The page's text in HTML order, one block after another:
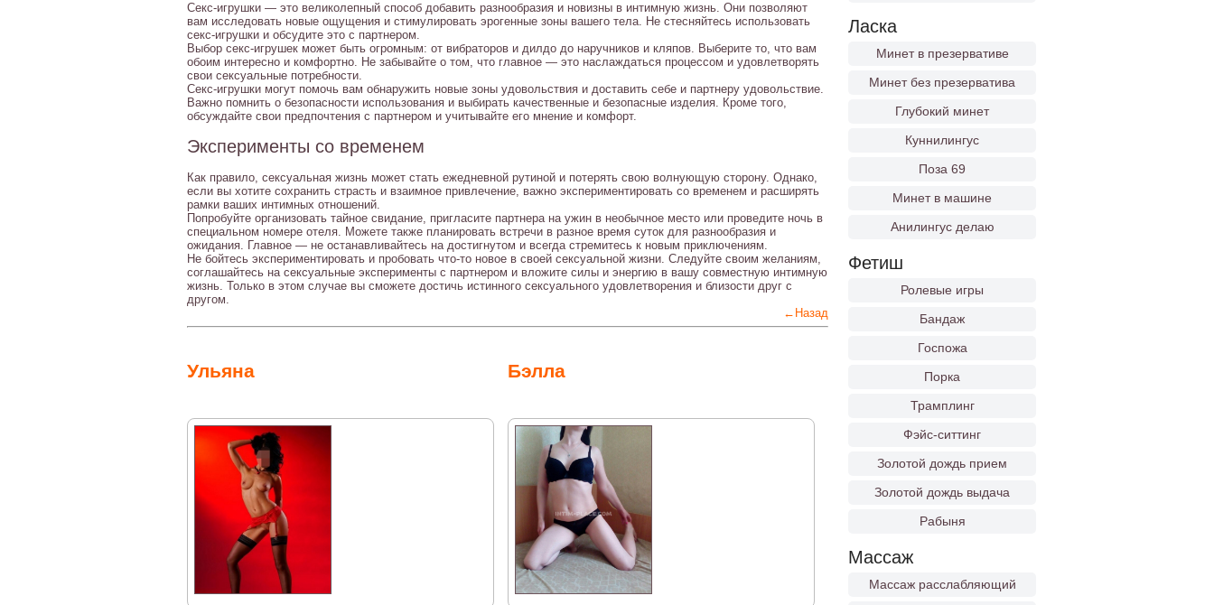
Ласка
Минет в презервативе
Минет без презерватива
Глубокий минет
Куннилингус
Поза 69
Минет в машине
Анилингус делаю
Фетиш
Ролевые игры
Бандаж
Госпожа
Порка
Трамплинг
Фэйс-ситтинг
Золотой дождь прием
Золотой дождь выдача
Рабыня
Массаж
Массаж расслабляющий
Секс-игрушки — это великолепный способ добавить разнообразия и новизны в интимную жизнь. Они позволяют
вам исследовать новые ощущения и стимулировать эрогенные зоны вашего тела. Не стесняйтесь использовать
секс-игрушки и обсудите это с партнером.
Выбор секс-игрушек может быть огромным: от вибраторов и дилдо до наручников и кляпов. Выберите то, что вам
обоим интересно и комфортно. Не забывайте о том, что главное — это наслаждаться процессом и удовлетворять
свои сексуальные потребности.
Секс-игрушки могут помочь вам обнаружить новые зоны удовольствия и доставить себе и партнеру удовольствие.
Важно помнить о безопасности использования и выбирать качественные и безопасные изделия. Кроме того,
обсуждайте свои предпочтения с партнером и учитывайте его мнение и комфорт.
Эксперименты со временем
Как правило, сексуальная жизнь может стать ежедневной рутиной и потерять свою волнующую сторону. Однако,
если вы хотите сохранить страсть и взаимное привлечение, важно экспериментировать со временем и расширять
рамки ваших интимных отношений.
Попробуйте организовать тайное свидание, пригласите партнера на ужин в необычное место или проведите ночь в
специальном номере отеля. Можете также планировать встречи в разное время суток для разнообразия и
ожидания. Главное — не останавливайтесь на достигнутом и всегда стремитесь к новым приключениям.
Не бойтесь экспериментировать и пробовать что-то новое в своей сексуальной жизни. Следуйте своим желаниям,
соглашайтесь на сексуальные эксперименты с партнером и вложите силы и энергию в вашу совместную интимную
жизнь. Только в этом случае вы сможете достичь истинного сексуального удовлетворения и близости друг с
другом.
←Назад
Ульяна Бэлла